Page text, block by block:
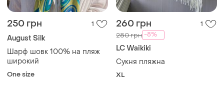
250 грн 1
August Silk
Шарф шовк 100% на пляж
широкий
One size
260 грн 1
280 грн -8%
LC Waikiki
Сукня пляжна
XL